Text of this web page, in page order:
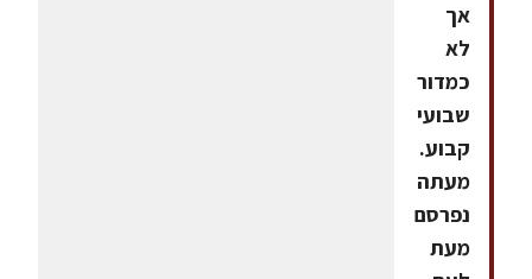
אך
לא
כמדור
שבועי
קבוע.
מעתה
נפרסם
מעת